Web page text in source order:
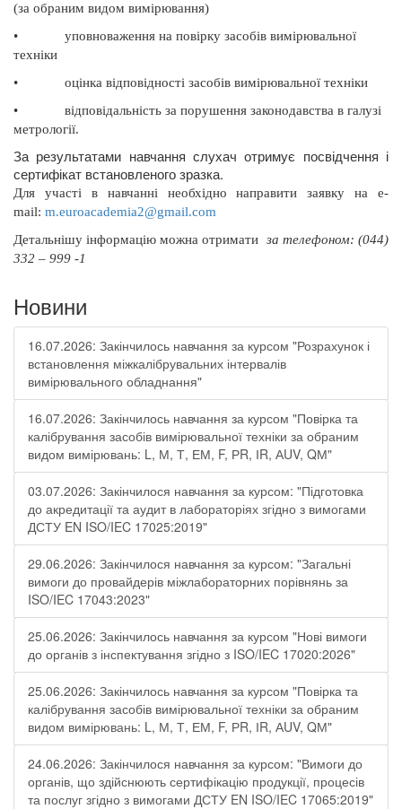
(за обраним видом вимірювання)
•
уповноваження на повірку засобів вимірювальної
техніки
•
оцінка відповідності засобів вимірювальної техніки
•
відповідальність за порушення законодавства в галузі
метрології.
За результатами навчання слухач отримує посвідчення і
сертифікат встановленого зразка.
Для участі в навчанні необхідно направити заявку на e-
mail: m.euroacademia2@gmail.com
Детальнішу інформацію можна отримати за телефоном: (044)
332 – 999 -1
Новини
16.07.2026: Закінчилось навчання за курсом "Розрахунок і
встановлення міжкалібрувальних інтервалів
вимірювального обладнання"
16.07.2026: Закінчилось навчання за курсом "Повірка та
калібрування засобів вимірювальної техніки за обраним
видом вимірювань: L, М, Т, ЕМ, F, РR, ІR, АUV, QМ"
03.07.2026: Закінчилося навчання за курсом: "Підготовка
до акредитації та аудит в лабораторіях згідно з вимогами
ДСТУ EN ISO/IEC 17025:2019"
29.06.2026: Закінчилося навчання за курсом: "Загальні
вимоги до провайдерів міжлабораторних порівнянь за
ISO/IEC 17043:2023"
25.06.2026: Закінчилось навчання за курсом "Нові вимоги
до органів з інспектування згідно з ISO/IEC 17020:2026"
25.06.2026: Закінчилось навчання за курсом "Повірка та
калібрування засобів вимірювальної техніки за обраним
видом вимірювань: L, М, Т, ЕМ, F, РR, ІR, АUV, QМ"
24.06.2026: Закінчилося навчання за курсом: "Вимоги до
органів, що здійснюють сертифікацію продукції, процесів
та послуг згідно з вимогами ДСТУ EN ISO/IEC 17065:2019"